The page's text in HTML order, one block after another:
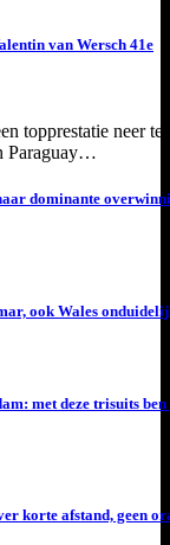
van Wersch 41e
topprestatie neer te
Paraguay…
dominante
ook Wales
met deze trisuits ben
korte afstand, geen